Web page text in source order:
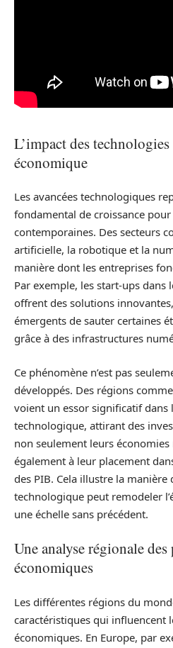
L’impact des
économique
Les avancées technologiques
fondamental de croissance
contemporaines. Des secteurs
artificielle, la robotique et la
manière dont les entreprises
Par exemple, les start-ups dans
offrent des solutions
émergents de sauter certaines
grâce à des infrastructures
Ce phénomène n’est pas
développés. Des régions comme
voient un essor significatif dans
technologique, attirant des
non seulement leurs
également à leur placement
des PIB. Cela illustre la
technologique peut remodeler
une échelle sans précédent.
Une analyse régionale des
économiques
Les différentes régions du
caractéristiques qui influencent
économiques. En Europe, par